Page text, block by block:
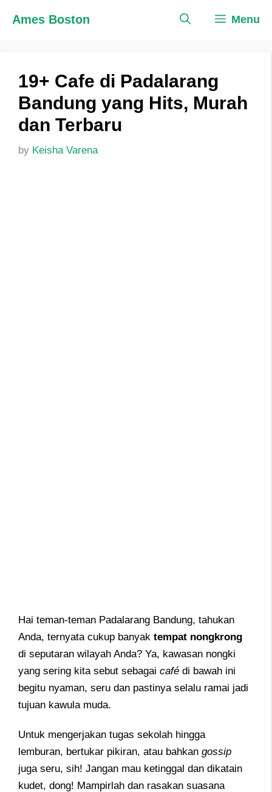
Ames Boston Menu
19+ Cafe di Padalarang
Bandung yang Hits, Murah
dan Terbaru
by Keisha Varena
Hai teman-teman Padalarang Bandung, tahukan
Anda, ternyata cukup banyak tempat nongkrong
di seputaran wilayah Anda? Ya, kawasan nongki
yang sering kita sebut sebagai café di bawah ini
begitu nyaman, seru dan pastinya selalu ramai jadi
tujuan kawula muda.
Untuk mengerjakan tugas sekolah hingga
lemburan, bertukar pikiran, atau bahkan gossip
juga seru, sih! Jangan mau ketinggal dan dikatain
kudet, dong! Mampirlah dan rasakan suasana